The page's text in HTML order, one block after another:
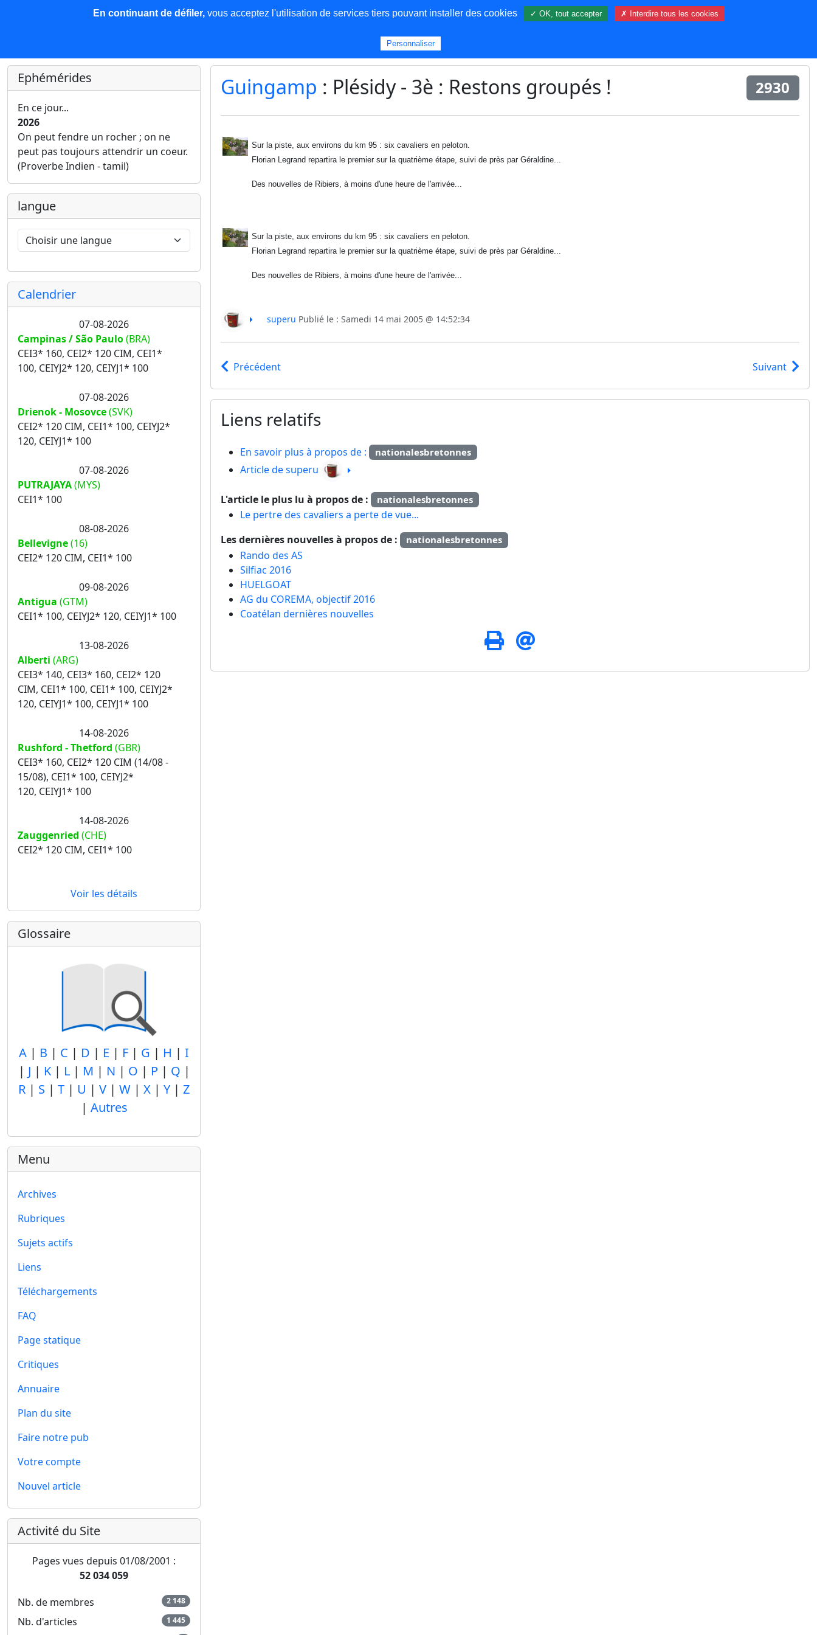
Les nouvelles Base de données Plus
Ephémérides
En ce jour...
2026
On peut fendre un rocher ; on ne
peut pas toujours attendrir un coeur.
(Proverbe Indien - tamil)
langue
Calendrier
07-08-2026
Campinas / São Paulo(BRA)
CEI3* 160, CEI2* 120 CIM, CEI1*
100, CEIYJ2* 120, CEIYJ1* 100
07-08-2026
Drienok - Mosovce(SVK)
CEI2* 120 CIM, CEI1* 100, CEIYJ2*
120, CEIYJ1* 100
07-08-2026
PUTRAJAYA(MYS)
CEI1* 100
08-08-2026
Bellevigne(16)
CEI2* 120 CIM, CEI1* 100
09-08-2026
Antigua (GTM)
CEI1* 100, CEIYJ2* 120, CEIYJ1* 100
13-08-2026
Alberti (ARG)
CEI3* 140, CEI3* 160, CEI2* 120
CIM, CEI1* 100, CEI1* 100, CEIYJ2*
120, CEIYJ1* 100, CEIYJ1* 100
14-08-2026
Rushford - Thetford (GBR)
CEI3* 160, CEI2* 120 CIM (14/08 -
15/08), CEI1* 100, CEIYJ2*
120, CEIYJ1* 100
14-08-2026
Zauggenried (CHE)
CEI2* 120 CIM, CEI1* 100
Voir les détails
Glossaire
A | B | C | D | E | F | G | H | I
| J | K| L| M | N | O | P | Q |
R | S | T | U | V | W | X | Y | Z
| Autres
Menu
Archives
Rubriques
Sujets actifs
Liens
Téléchargements
FAQ
Page statique
Critiques
Annuaire
Plan du site
Faire notre pub
Votre compte
Nouvel article
Activité du Site
Pages vues depuis 01/08/2001 :
52 034 059
Nb. de membres
2 148
Nb. d'articles 1 445
Guingamp : Plésidy - 3è : Restons groupés ! 2930
Sur la piste, aux environs du km 95 : six cavaliers en peloton.
Florian Legrand repartira le premier sur la quatrième étape, suivi de près par Géraldine...
Des nouvelles de Ribiers, à moins d'une heure de l'arrivée...
Sur la piste, aux environs du km 95 : six cavaliers en peloton.
Florian Legrand repartira le premier sur la quatrième étape, suivi de près par Géraldine...
Des nouvelles de Ribiers, à moins d'une heure de l'arrivée...
superu Publié le : Samedi 14 mai 2005 @ 14:52:34
Précédent Suivant
Liens relatifs
En savoir plus à propos de : nationalesbretonnes
Article de superu
L'article le plus lu à propos de : nationalesbretonnes
Le pertre des cavaliers a perte de vue...
Les dernières nouvelles à propos de :
nationalesbretonnes
Rando des AS
Silfiac 2016
HUELGOAT
AG du COREMA, objectif 2016
Coatélan dernières nouvelles
En continuant de défiler,vous acceptez l'utilisation de services tiers pouvant installer des cookies ✓ OK, tout accepter ✗ Interdire tous les cookies
Personnaliser